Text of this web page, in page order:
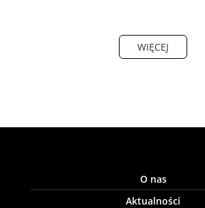
WIĘCEJ
O nas
Aktualności